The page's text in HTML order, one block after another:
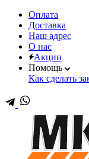
Оплата
Доставка
Наш адрес
О нас
Акции
Помощь
Как сделать